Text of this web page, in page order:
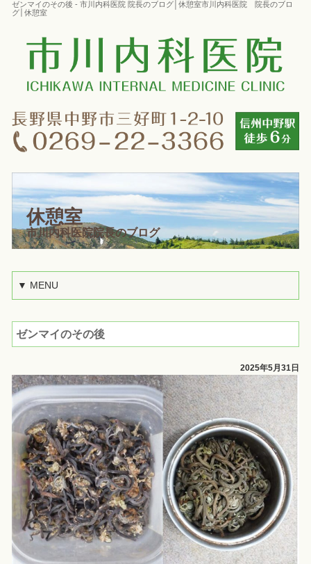
ゼンマイのその後 - 市川内科医院 院長のブログ│休憩室市川内科医院 院長のブロ
グ│休憩室
休憩室
市川内科医院院長のブログ
▼ MENU
ゼンマイのその後
2025年5月31日